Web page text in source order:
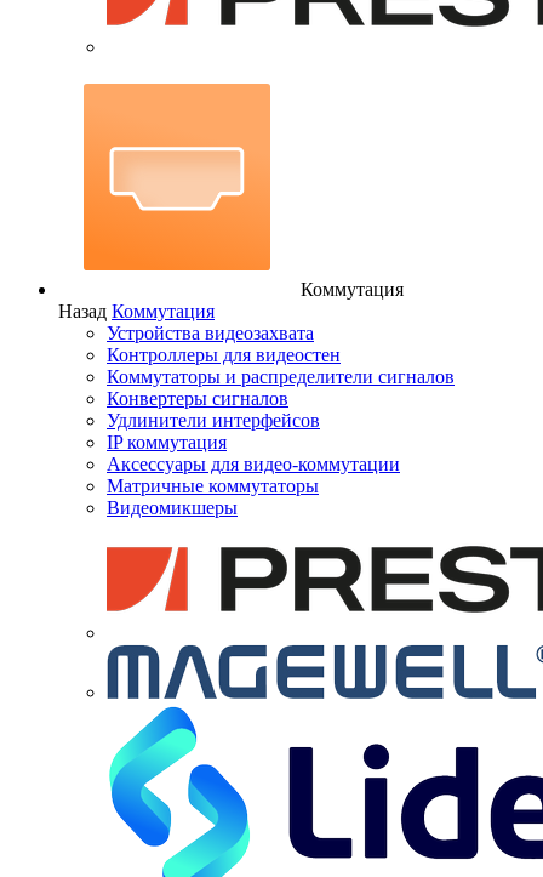
Коммутация
Назад Коммутация
Устройства видеозахвата
Контроллеры для видеостен
Коммутаторы и распределители сигналов
Конвертеры сигналов
Удлинители интерфейсов
IP коммутация
Аксессуары для видео-коммутации
Матричные коммутаторы
Видеомикшеры